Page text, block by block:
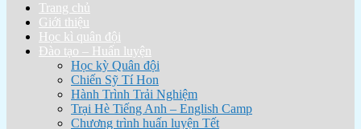
Trang chủ
Giới thiệu
Học kì quân đội
Đào tạo – Huấn luyện
Học kỳ Quân đội
Chiến Sỹ Tí Hon
Hành Trình Trải Nghiệm
Trại Hè Tiếng Anh – English Camp
Chương trình huấn luyện Tết